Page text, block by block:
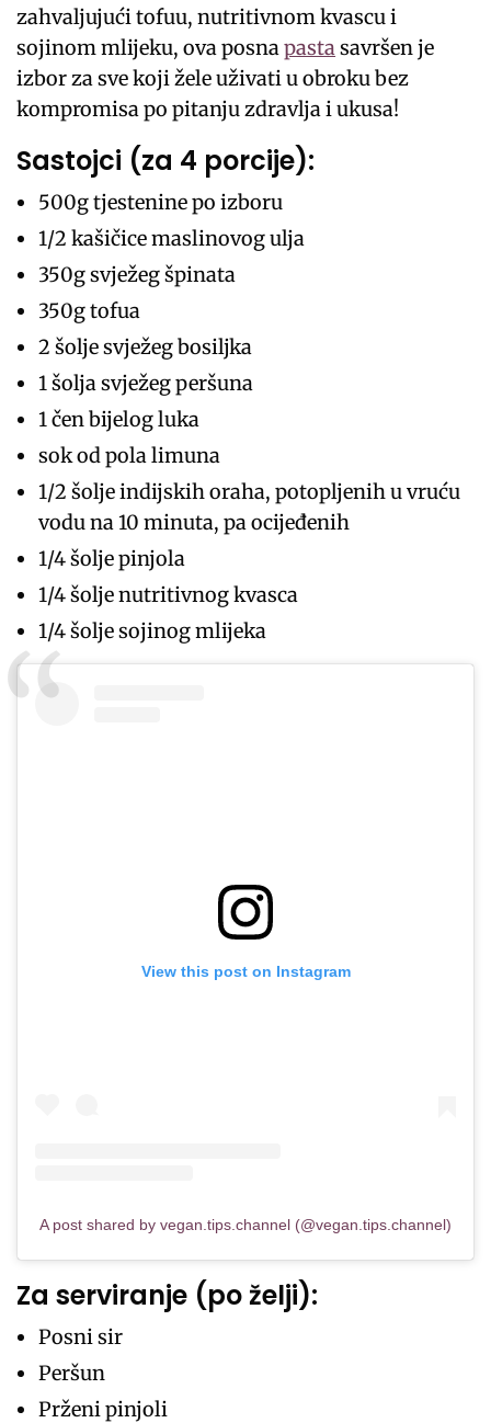
zahvaljujući tofuu, nutritivnom kvascu i
sojinom mlijeku, ova posnapasta savršen je
izbor za sve koji žele uživati u obroku bez
kompromisa po pitanju zdravlja i ukusa!
Sastojci (za 4 porcije):
500g tjestenine po izboru
1/2 kašičice maslinovog ulja
350g svježeg špinata
350g tofua
2 šolje svježeg bosiljka
1 šolja svježeg peršuna
1 čen bijelog luka
sok od pola limuna
1/2 šolje indijskih oraha, potopljenih u vruću
vodu na 10 minuta, pa ocijeđenih
1/4 šolje pinjola
1/4 šolje nutritivnog kvasca
1/4 šolje sojinog mlijeka
View this post on Instagram
A post shared by vegan.tips.channel (@vegan.tips.channel)
Za serviranje (po želji):
Posni sir
Peršun
Prženi pinjoli